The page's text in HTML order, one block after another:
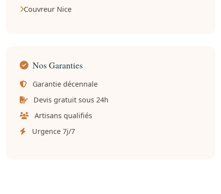
Couvreur Nice
Nos Garanties
Garantie décennale
Devis gratuit sous 24h
Artisans qualifiés
Urgence 7j/7